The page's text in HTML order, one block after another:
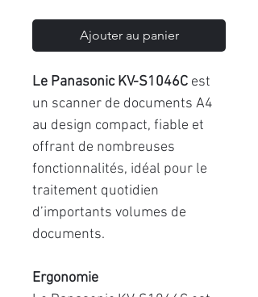
Ajouter au panier
Le Panasonic KV-S1046C est
un scanner de documents A4
au design compact, fiable et
offrant de nombreuses
fonctionnalités, idéal pour le
traitement quotidien
d’importants volumes de
documents.
Ergonomie